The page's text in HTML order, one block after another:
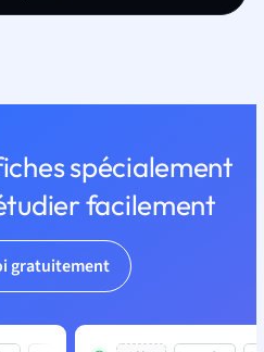
spécialement
facilement
gratuitement